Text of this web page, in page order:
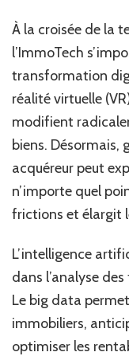
À la croisée de la
l’ImmoTech
transformation
réalité virtuelle
modifient
biens. Désormais,
acquéreur peut
n’importe quel
frictions et élargit
L’intelligence
dans l’analyse
Le big data
immobiliers,
optimiser les